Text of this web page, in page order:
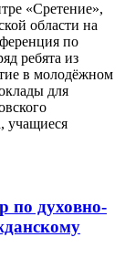
«Сретение»,
области на
по
ребята из
в молодёжном
для
учащиеся
по духовно-